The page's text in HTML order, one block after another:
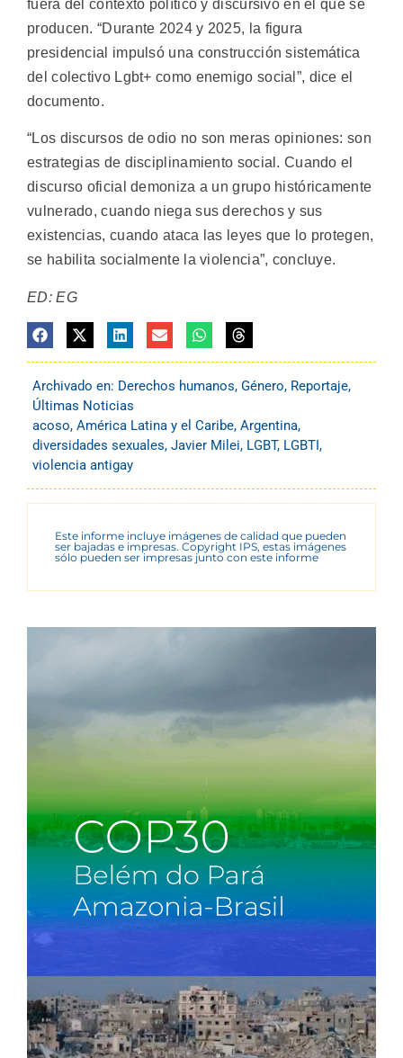
fuera del contexto político y discursivo en el que se
producen. “Durante 2024 y 2025, la figura
presidencial impulsó una construcción sistemática
del colectivo Lgbt+ como enemigo social”, dice el
documento.
“Los discursos de odio no son meras opiniones: son
estrategias de disciplinamiento social. Cuando el
discurso oficial demoniza a un grupo históricamente
vulnerado, cuando niega sus derechos y sus
existencias, cuando ataca las leyes que lo protegen,
se habilita socialmente la violencia”, concluye.
ED: EG
Archivado en: Derechos humanos, Género, Reportaje,
Últimas Noticias
acoso, América Latina y el Caribe, Argentina,
diversidades sexuales, Javier Milei, LGBT, LGBTI,
violencia antigay
Este informe incluye imágenes de calidad que pueden
ser bajadas e impresas. Copyright IPS, estas imágenes
sólo pueden ser impresas junto con este informe